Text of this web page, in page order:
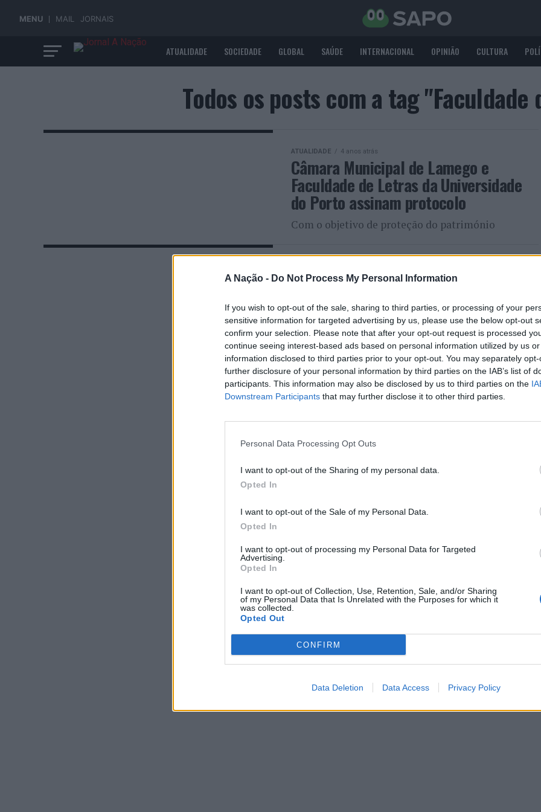
A Nação - Do Not Process My Personal Information
If you wish to opt-out of the sale, sharing to third parties, or processing of your
sensitive information for targeted advertising by us, please use the below opt-out
confirm your selection. Please note that after your opt-out request is processed
continue seeing interest-based ads based on personal information utilized by us
information disclosed to third parties prior to your opt-out. You may separately
further disclosure of your personal information by third parties on the IAB’s list of
participants. This information may also be disclosed by us to third parties on the
Downstream Participants that may further disclose it to other third parties.
Personal Data Processing Opt Outs
I want to opt-out of the Sharing of my personal data.
Opted In
I want to opt-out of the Sale of my Personal Data.
Opted In
I want to opt-out of processing my Personal Data for Targeted
Advertising.
Opted In
I want to opt-out of Collection, Use, Retention, Sale, and/or Sharing
of my Personal Data that Is Unrelated with the Purposes for which it
was collected.
Opted Out
CONFIRM
Data Deletion Data Access Privacy Policy
MENU MAIL JORNAIS
ATUALIDADE SOCIEDADE GLOBAL SAÚDE INTERNACIONAL OPINIÃO CULTURA
Todos os posts com a tag "Faculdade
ATUALIDADE 4 anos atrás
Câmara Municipal de Lamego e
Faculdade de Letras da Universidade
do Porto assinam protocolo
Com o objetivo de proteção do património
Cátedra de Camilo Castelo Branco em
conferência da Faculdade de Letras de
Lisboa
“O valor de Camilo no mercado do livro antigo.
Primeiro ensaio: tendências e dificuldades” é mote
para a conferência promovida pela Cátedra de
Camilo Castelo Branco,...